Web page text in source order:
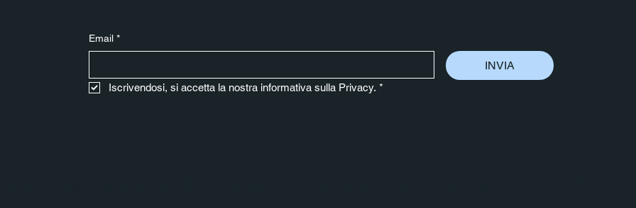
Email *
INVIA
Iscrivendosi, si accetta la nostra informativa sulla Privacy. *